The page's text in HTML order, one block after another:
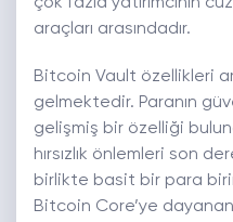
araçları arasındadır.
Bitcoin Vault özellikleri
gelmektedir. Paranın
gelişmiş bir özelliği
hırsızlık önlemleri son
birlikte basit bir para
Bitcoin Core’ye